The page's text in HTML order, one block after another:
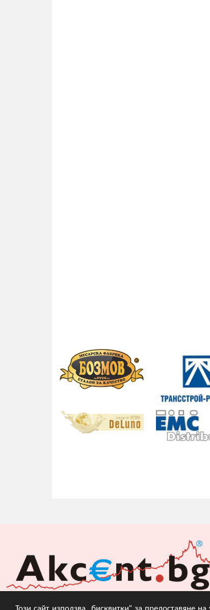
Този сайт използва „бисквитки“ за предоставяне